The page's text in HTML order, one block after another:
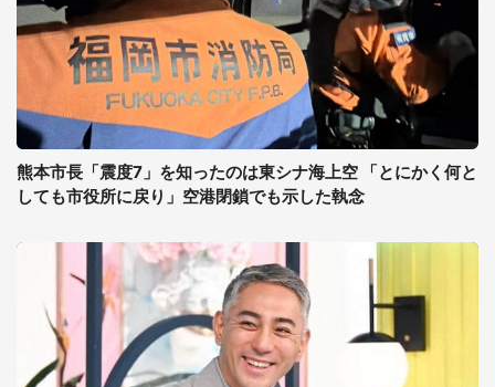
熊本市長「震度7」を知ったのは東シナ海上空 「とにかく何と
しても市役所に戻り」空港閉鎖でも示した執念